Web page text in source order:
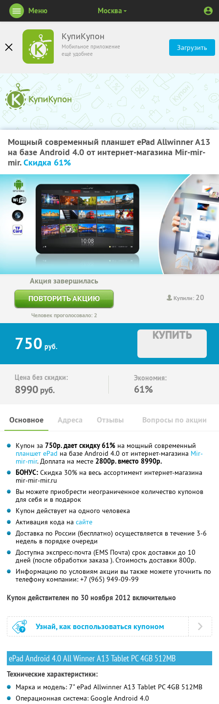
КупиКупон
Мобильное приложение
ещё удобнее
Загрузить
Меню Москва
Мощный современный планшет ePad Allwinner A13
на базе Android 4.0 от интернет-магазина Mir-mir-
mir.Скидка 61%
Купили: 20
Акция завершилась
ПОВТОРИТЬ АКЦИЮ
Человек проголосовало: 2
750 руб.
КУПИТЬ
Цена без скидки:
8990 руб.
Экономия:
61%
Основное Отзывы Вопросы по акции
Адреса
Купон за 750р. дает скидку 61% на мощный современный
планшет ePad на базе Android 4.0 от интернет-магазина Mir-
mir-mir. Доплата на месте 2800р. вместо 8990р.
БОНУС: Скидка 30% на весь ассортимент интернет-магазина
mir-mir-mir.ru
Вы можете приобрести неограниченное количество купонов
для себя и в подарок
Купон действует на одного человека
Активация кода на сайте
Доставка по России (бесплатно) осуществляется в течение 3-6
недель в порядке очереди
Доступна экспресс-почта (EMS Почта) срок доставки до 10
дней (после обработки заказа ). Стоимость доставки 800р.
Информацию по условиям акции вы также можете уточнить по
телефону компании: +7 (965) 949-09-99
Купон действителен по 30 ноября 2012 включительно
Узнай, как воспользоваться купоном
ePad Android 4.0 All Winner A13 Tablet PC 4GB 512MB
Технические характеристики:
Марка и модель: 7" ePad Allwinner A13 Tablet PC 4GB 512MB
Операционная система: Google Android 4.0